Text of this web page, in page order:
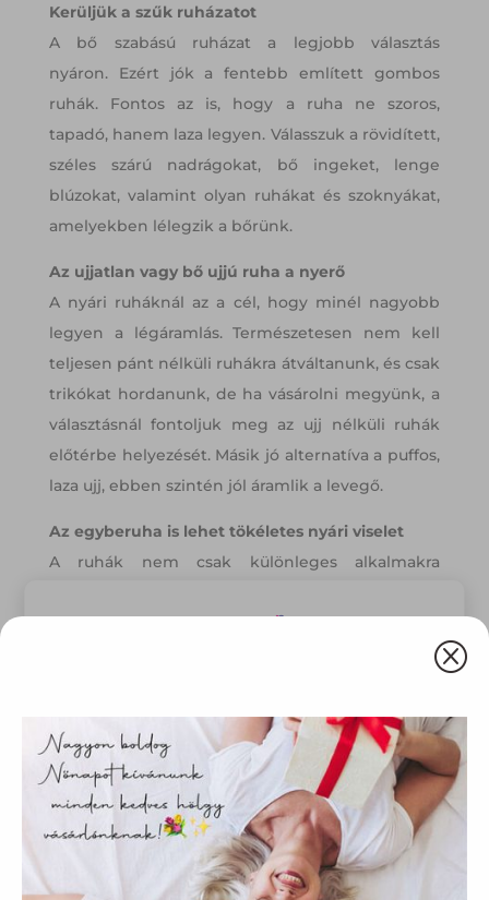
Kerüljük a szűk ruházatot
A bő szabású ruházat a legjobb választás
nyáron. Ezért jók a fentebb említett gombos
ruhák. Fontos az is, hogy a ruha ne szoros,
tapadó, hanem laza legyen. Válasszuk a rövidített,
széles szárú nadrágokat, bő ingeket, lenge
blúzokat, valamint olyan ruhákat és szoknyákat,
amelyekben lélegzik a bőrünk.
Az ujjatlan vagy bő ujjú ruha a nyerő
A nyári ruháknál az a cél, hogy minél nagyobb
legyen a légáramlás. Természetesen nem kell
teljesen pánt nélküli ruhákra átváltanunk, és csak
trikókat hordanunk, de ha vásárolni megyünk, a
választásnál fontoljuk meg az ujj nélküli ruhák
előtérbe helyezését. Másik jó alternatíva a puffos,
laza ujj, ebben szintén jól áramlik a levegő.
Az egyberuha is lehet tökéletes nyári viselet
A ruhák nem csak különleges alkalmakra
kényelmes, lenge nyári ruha remek választás
azokra a napokra, amikor nem tudjuk, mit
ujjatlan maxiruhát vagy hosszú szoknyát. A
strandra jöhet egy miniruha is.
Q
Weboldalunkon „cookie"-kat (továbbiakban „süti")
alkalmazunk. Ezek olyan fájlok, melyek információt tárolnak
webes böngészőjében. Ehhez az Ön hozzájárulása
szükséges.
A „sütiket" az elektronikus hírközlésről szóló 2003. évi C.
törvény, az elektronikus kereskedelmi szolgáltatások, az